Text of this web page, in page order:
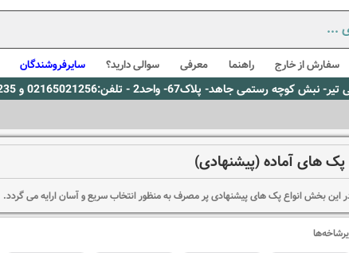
سفارش از خارج راهنما معرفی سوالی دارید؟ سایرفروشندگان
و 02165021235، پیام رسان بله: 09309563731 ساعت کاری 9 لغایت 16
پک های آماده (پیشنهادی)
این بخش انواع پک های پیشنهادی پر مصرف به منظور انتخاب سریع و آسان ارایه می گردد.